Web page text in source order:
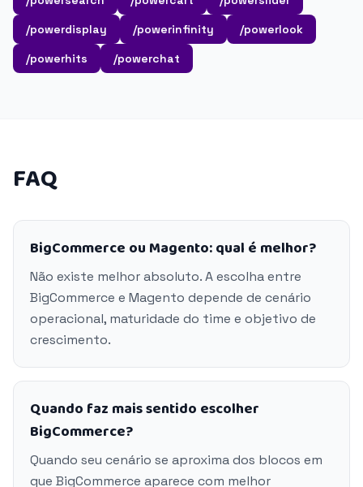
/powerdisplay
/powerinfinity
/powerlook
/powerhits
/powerchat
FAQ
BigCommerce ou Magento: qual é melhor?
Não existe melhor absoluto. A escolha entre
BigCommerce e Magento depende de cenário
operacional, maturidade do time e objetivo de
crescimento.
Quando faz mais sentido escolher
BigCommerce?
Quando seu cenário se aproxima dos blocos em
que BigCommerce aparece com melhor